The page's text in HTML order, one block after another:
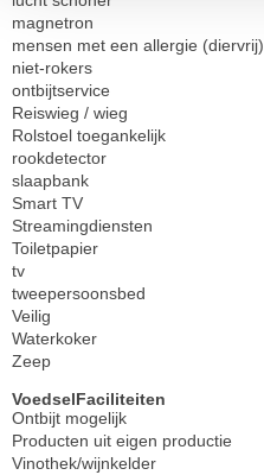
magnetron
mensen met een allergie (diervrij)
niet-rokers
ontbijtservice
Reiswieg / wieg
Rolstoel toegankelijk
rookdetector
slaapbank
Smart TV
Streamingdiensten
Toiletpapier
tv
tweepersoonsbed
Veilig
Waterkoker
Zeep
VoedselFaciliteiten
Ontbijt mogelijk
Producten uit eigen productie
Vinothek/wijnkelder